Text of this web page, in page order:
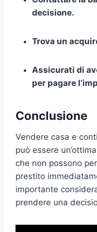
decisione.
Trova un
Assicurati di
per pagare
Conclusione
Vendere casa e
può essere
che non possono
prestito
importante
prendere una